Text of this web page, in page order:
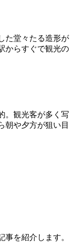
た堂々たる造形が
からすぐで観光の
。観光客が多く写
朝や夕方が狙い目
を紹介します。